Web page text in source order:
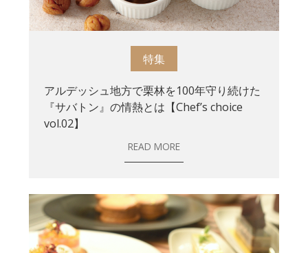
特集
アルデッシュ地方で栗林を100年守り続けた
『サバトン』の情熱とは【Chef’s choice
vol.02】
READ MORE